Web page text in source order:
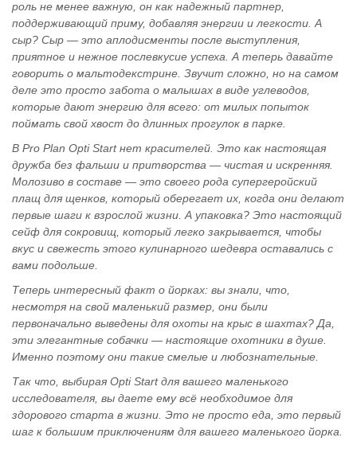
роль не менее важную, он как надежный партнер,
поддерживающий приму, добавляя энергии и легкости. А
сыр? Сыр — это аплодисменты после выступления,
приятное и нежное послевкусие успеха. А теперь давайте
говорить о мальтодекстрине. Звучит сложно, но на самом
деле это просто забота о малышах в виде углеводов,
которые дают энергию для всего: от милых попыток
поймать свой хвост до длинных прогулок в парке.
В Pro Plan Opti Start нет красителей. Это как настоящая
дружба без фальши и притворства — чистая и искренняя.
Молозиво в составе — это своего рода супергеройский
плащ для щенков, который оберегает их, когда они делают
первые шаги к взрослой жизни. А упаковка? Это настоящий
сейф для сокровищ, который легко закрывается, чтобы
вкус и свежесть этого кулинарного шедевра оставались с
вами подольше.
Теперь интересный факт о йорках: вы знали, что,
несмотря на свой маленький размер, они были
первоначально выведены для охоты на крыс в шахтах? Да,
эти элегантные собачки — настоящие охотники в душе.
Именно поэтому они такие смелые и любознательные.
Так что, выбирая Opti Start для вашего маленького
исследователя, вы даете ему всё необходимое для
здорового старта в жизни. Это не просто еда, это первый
шаг к большим приключениям для вашего маленького йорка.